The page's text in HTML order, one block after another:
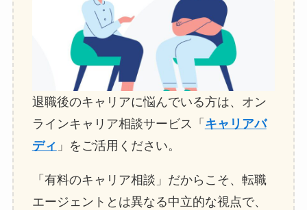
退職後のキャリアに悩んでいる方は、オン
ラインキャリア相談サービス「 キャリアバ
ディ 」をご活用ください。
「有料のキャリア相談」だからこそ、転職
エージェントとは異なる中立的な視点で、